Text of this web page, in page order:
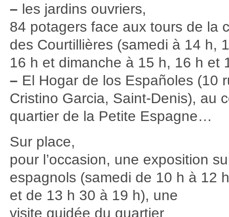
– les jardins ouvriers,
84 potagers face aux tours de la
des Courtillières (samedi à 14 h,
16 h et dimanche à 15 h, 16 h et
– El Hogar de los Españoles (10
Cristino Garcia, Saint-Denis), au
quartier de la Petite Espagne…
Sur place,
pour l’occasion, une exposition
espagnols (samedi de 10 h à 12
et de 13 h 30 à 19 h), une
visite guidée du quartier